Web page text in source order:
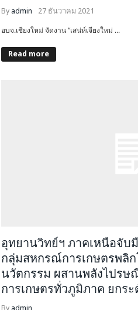
By admin 27 ธันวาคม 2021
อบจ.เชียงใหม่ จัดงาน “เสน่ห์เจียงใหม่ ...
Read more
อุทยานวิทย์ฯ ภาคเหนือจับ
กลุ่มสหกรณ์การเกษตรพลิก
นวัตกรรม ผสานพลังไปร
การเกษตรทั่วภูมิภาค ยกร
By admin